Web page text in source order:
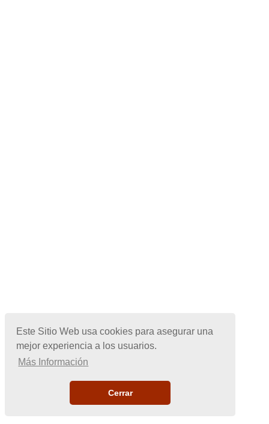
Este Sitio Web usa cookies para asegurar una
mejor experiencia a los usuarios.
Más Información
Cerrar